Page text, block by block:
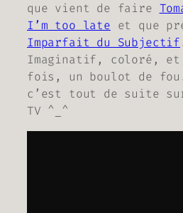
que vient de faire
I’m too late et que
Imparfait du Subjectif
Imaginatif, coloré, et
fois, un boulot de fou.
c’est tout de suite
TV ^_^